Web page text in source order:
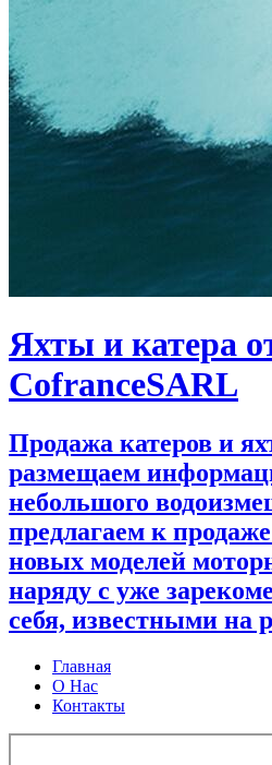
Яхты и катера
CofranceSARL
Продажа катеров и
размещаем
небольшого
предлагаем к
новых моделей
наряду с уже
себя, известными на
Главная
О Нас
Контакты